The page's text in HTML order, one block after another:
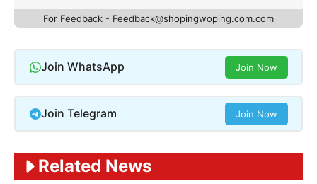
For Feedback - Feedback@shopingwoping.com.com
Join WhatsApp Join Now
Join Telegram Join Now
Related News